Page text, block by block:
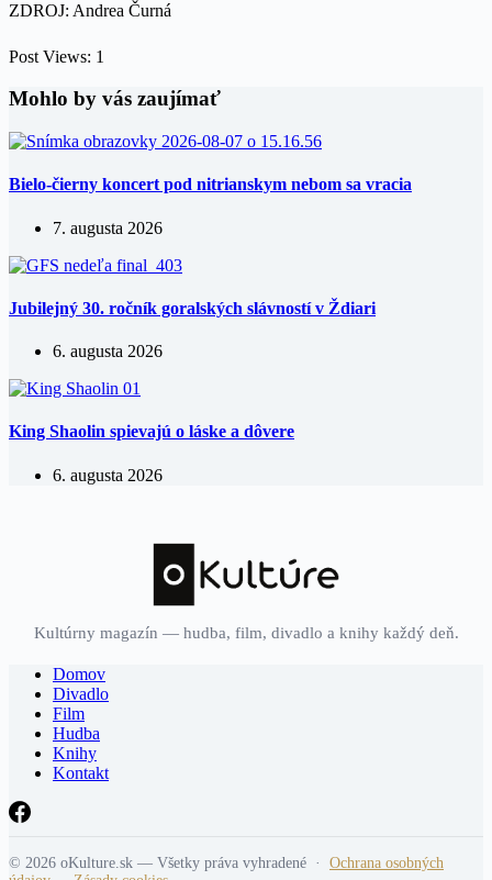
ZDROJ: Andrea Čurná
Post Views: 1
Mohlo by vás zaujímať
Bielo-čierny koncert pod nitrianskym nebom sa vracia
7. augusta 2026
Jubilejný 30. ročník goralských slávností v Ždiari
6. augusta 2026
King Shaolin spievajú o láske a dôvere
6. augusta 2026
Kultúrny magazín — hudba, film, divadlo a knihy každý deň.
Domov
Divadlo
Film
Hudba
Knihy
Kontakt
© 2026 oKulture.sk — Všetky práva vyhradené · Ochrana osobných